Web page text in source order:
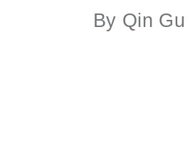
By Qin Gu